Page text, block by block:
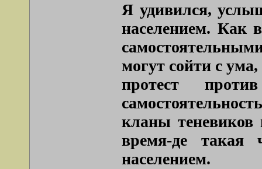
Я удивился,
населением. Как
могут сойти с
протест
кланы
время-де такая
населением.